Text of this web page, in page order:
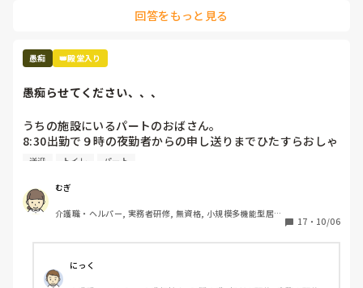
介助しなかったから介護放棄だと言われ
利用者は、
そういう病気だから、そういう性格だからと
こっちの方がよっぽど虐待受けてるよ。
こんなこと言ったらまた怒られますか？
前と思われると思いますね。
無理だと思えば逃げることも勇気だと思うので身体大切にして
回答をもっと見る
愚痴 👑殿堂入り
愚痴らせてください、、、
うちの施設にいるパートのおばさん。
8:30出勤で９時の夜勤者からの申し送りまでひたすらおしゃ
べり。
ってよね！！」と夜勤者に言っている。（私も言われる。）
あなたが喋っている３０分でやれるのでは？？？
送迎表も自分が作らないと気が済まないのか、他の人が作る
えている。
そして日中もひたすらおしゃべり。トイレ誘導もせず。
この人がいるのに仕事が大変なら、いなくて大変の方がまし
送迎 トイレ パート
むぎ
介護職・ヘルパー, 実務者研修, 無資格, 小規模多機能型居宅
17 ・ 10/06
にっく